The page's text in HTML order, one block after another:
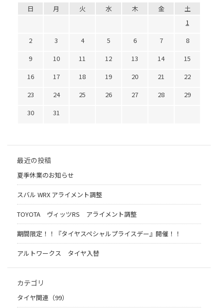
日 月 火 水 木 金
土
1
2
3 4 5 6 7
8
9
10 11 12 13 14
15
16
17 18 19 20 21
22
23
24 25 26 27 28
29
30
31
最近の投稿
夏季休業のお知らせ
スバル WRX アライメント調整
TOYOTA ヴィッツRS アライメント調整
期間限定！！『タイヤスペシャルプライスデー』開催！！
アルトワークス タイヤ入替
カテゴリ
タイヤ関連（99）